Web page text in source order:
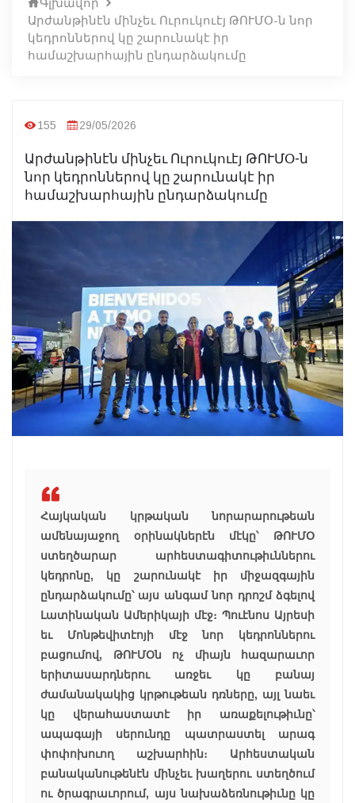
Արժանթինէն մինչեւ Ուրուկուէյ ԹՈՒՄՕ-ն նոր
կեդրոններով կը շարունակէ իր
համաշխարհային ընդարձակումը
155 29/05/2026
Արժանթինէն մինչեւ Ուրուկուէյ ԹՈՒՄՕ-ն
նոր կեդրոններով կը շարունակէ իր
համաշխարհային ընդարձակումը
Հայկական կրթական նորարարութեան
ամենայաջող օրինակներէն մէկը՝ ԹՈՒՄՕ
ստեղծարար արհեստագիտութիւններու
կեդրոնը, կը շարունակէ իր միջազգային
ընդարձակումը՝ այս անգամ նոր դրոշմ ձգելով
Լատինական Ամերիկայի մէջ։ Պուէնոս Այրեսի
եւ Մոնթեվիտէոյի մէջ նոր կեդրոններու
բացումով, ԹՈՒՄՕն ոչ միայն հազարաւոր
երիտասարդներու առջեւ կը բանայ
ժամանակակից կրթութեան դռները, այլ նաեւ
կը վերահաստատէ իր առաքելութիւնը՝
ապագայի սերունդը պատրաստել արագ
փոփոխուող աշխարհին։ Արհեստական
բանականութենէն մինչեւ խաղերու ստեղծում
ու ծրագրաւորում, այս նախաձեռնութիւնը կը